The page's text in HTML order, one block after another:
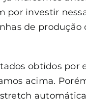
por investir
de produção
obtidos por
acima.